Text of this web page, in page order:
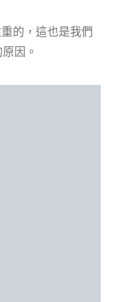
的，這也是我們
因。